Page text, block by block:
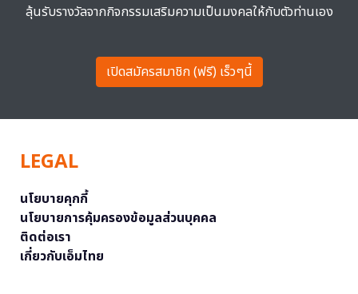
ลุ้นรับรางวัลจากกิจกรรมเสริมความเป็นมงคลให้กับตัวท่านเอง
เปิดสมัครสมาชิก (ฟรี) เร็วๆนี้
LEGAL
นโยบายคุกกี้
นโยบายการคุ้มครองข้อมูลส่วนบุคคล
ติดต่อเรา
เกี่ยวกับเอ็มไทย